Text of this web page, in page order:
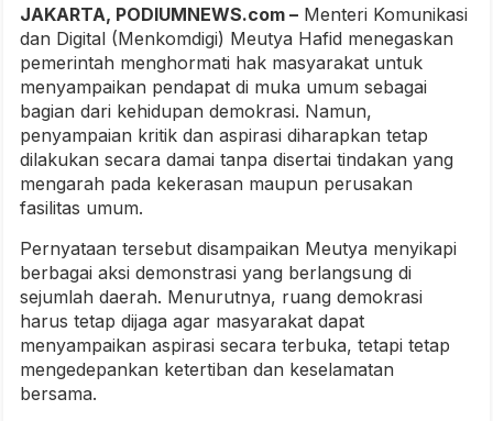
JAKARTA, PODIUMNEWS.com – Menteri Komunikasi
dan Digital (Menkomdigi) Meutya Hafid menegaskan
pemerintah menghormati hak masyarakat untuk
menyampaikan pendapat di muka umum sebagai
bagian dari kehidupan demokrasi. Namun,
penyampaian kritik dan aspirasi diharapkan tetap
dilakukan secara damai tanpa disertai tindakan yang
mengarah pada kekerasan maupun perusakan
fasilitas umum.
Pernyataan tersebut disampaikan Meutya menyikapi
berbagai aksi demonstrasi yang berlangsung di
sejumlah daerah. Menurutnya, ruang demokrasi
harus tetap dijaga agar masyarakat dapat
menyampaikan aspirasi secara terbuka, tetapi tetap
mengedepankan ketertiban dan keselamatan
bersama.